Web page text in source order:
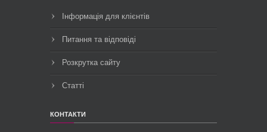
Інформація для клієнтів
Питання та відповіді
Розкрутка сайту
Статті
КОНТАКТИ